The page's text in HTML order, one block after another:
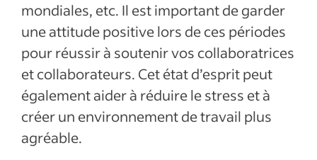
mondiales, etc. Il est important de garder
une attitude positive lors de ces périodes
pour réussir à soutenir vos collaboratrices
et collaborateurs. Cet état d’esprit peut
également aider à réduire le stress et à
créer un environnement de travail plus
agréable.